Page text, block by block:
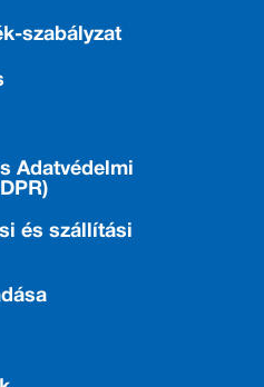
szabályzat
Adatvédelmi
és szállítási